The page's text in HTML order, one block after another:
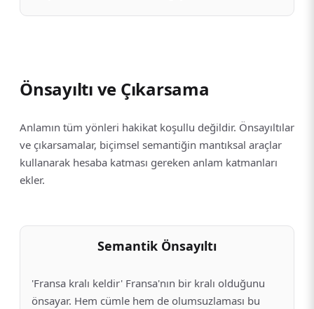
Önsayıltı ve Çıkarsama
Anlamın tüm yönleri hakikat koşullu değildir. Önsayıltılar
ve çıkarsamalar, biçimsel semantiğin mantıksal araçlar
kullanarak hesaba katması gereken anlam katmanları
ekler.
Semantik Önsayıltı
'Fransa kralı keldir' Fransa'nın bir kralı olduğunu
önsayar. Hem cümle hem de olumsuzlaması bu